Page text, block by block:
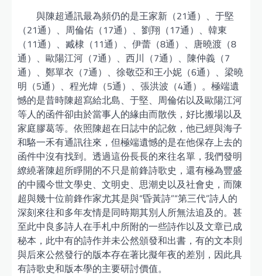
與陳超通訊最為頻仍的是王家新（21通）、于堅
（21通）、周倫佑（17通）、劉翔（17通）、韓東
（11通）、臧棣（11通）、伊蕾（8通）、唐曉渡（8
通）、歐陽江河（7通）、西川（7通）、陳仲義（7
通）、鄭單衣（7通）、徐敬亞和王小妮（6通）、梁曉
明（5通）、程光煒（5通）、張洪波（4通）。極端遺
憾的是昔時陳超寫給北島、于堅、周倫佑以及歐陽江河
等人的函件卻由於當事人的緣由而散佚，好比搬場以及
家庭膠葛等。依照陳超在日誌中的記敘，他已經與海子
和駱一禾有通訊往來，但極端遺憾的是在他保存上去的
函件中沒有找到。透過這份長長的來往名單，我們發明
繚繞著陳超所睜開的不只是前鋒詩歌史，還有極為豐盛
的中國今世文學史、文明史、思潮史以及社會史，而陳
超與幾十位前鋒作家尤其是與“昏黃詩”“第三代”詩人的
深刻來往和多年友情是同時期其別人所無法追及的。甚
至此中良多詩人在手札中所附的一些詩作以及文章已成
秘本，此中有的詩作并未公然頒發和出書，有的文本則
與后來公然發行的版本存在著比擬年夜的差別，因此具
有詩歌史和版本學的主要研討價值。